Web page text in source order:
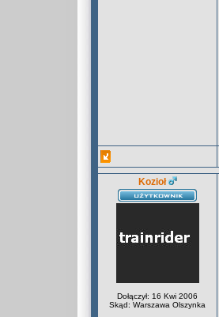
Kozioł
Dołączył: 16 Kwi 2006
Skąd: Warszawa Olszynka